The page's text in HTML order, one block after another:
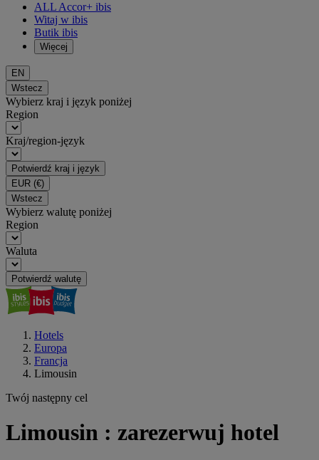
ALL Accor+ ibis
Witaj w ibis
Butik ibis
Więcej
EN
Wstecz
Wybierz kraj i język poniżej
Region
Kraj/region-język
Potwierdź kraj i język
EUR (€)
Wstecz
Wybierz walutę poniżej
Region
Waluta
Potwierdź walutę
Hotels
Europa
Francja
Limousin
Twój następny cel
Limousin : zarezerwuj hotel